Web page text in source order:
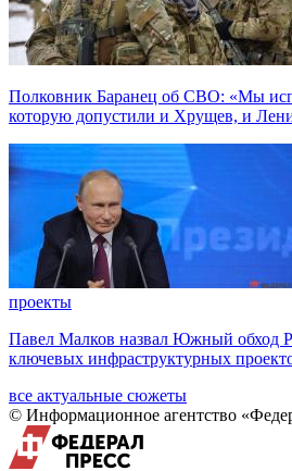
Полковник Баранец об СВО: «Мы
которую допустили и Хрущев, и
проекты
Павел Малков назвал Южный обход
ключевых инфраструктурных
все актуальные сюжеты
© Информационное агентство